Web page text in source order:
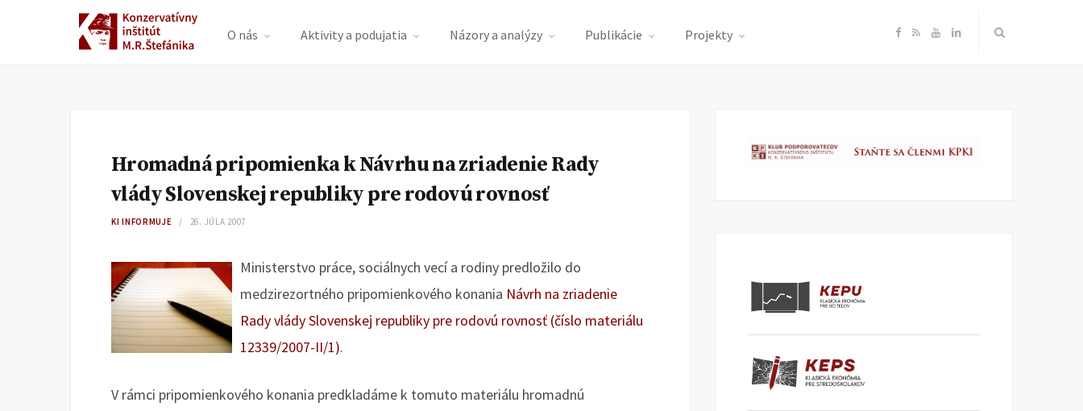
O nás Aktivity a podujatia Názory a analýzy Publikácie Projekty F
e
R Y
T
L
k
Hromadná pripomienka k Návrhu na zriadenie Rady
vlády Slovenskej republiky pre rodovú rovnosť
KI INFORMUJE 26. JÚLA 2007
Ministerstvo práce, sociálnych vecí a rodiny predložilo do
medzirezortného pripomienkového konania Návrh na zriadenie
Rady vlády Slovenskej republiky pre rodovú rovnosť (číslo materiálu
12339/2007-II/1).
V rámci pripomienkového konania predkladáme k tomuto materiálu hromadnú